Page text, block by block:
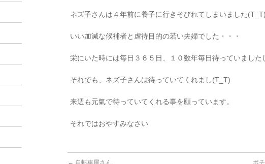
ネズ子さんは４年前に養子に行きそびれてしまいました(T_T)
いい加減な候補者と虐待目的の若い夫婦でした・・・
栄にいた時には毎日３６５日、１０数年毎日待っていました
それでも、ネズ子さんは待っていてくれまし(T_T)
来週も元氣で待っていてくれる事を願っています。
それではおやすみなさい
← 自転車屋さん ポ